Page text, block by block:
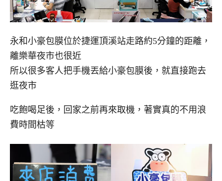
永和小豪包膜位於捷運頂溪站走路約5分鐘的距離，
離樂華夜市也很近
所以很多客人把手機丟給小豪包膜後，就直接跑去
逛夜市
吃飽喝足後，回家之前再來取機，著實真的不用浪
費時間枯等